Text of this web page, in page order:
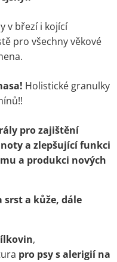
v březí i kojící
pro všechny věkové
Holistické granulky
pro zajištění
a zlepšující funkci
a produkci nových
srst a kůže, dále
,
pro psy s alerigií na